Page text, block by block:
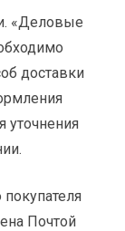
«Деловые
доставки
уточнения
Почтой